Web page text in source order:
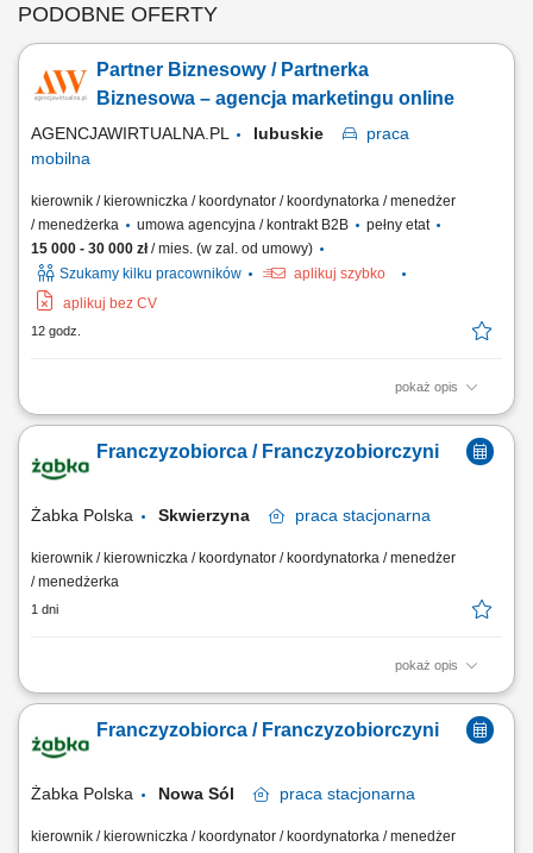
PODOBNE OFERTY
Partner Biznesowy / Partnerka
Biznesowa – agencja marketingu online
AGENCJAWIRTUALNA.PL lubuskie
praca
mobilna
kierownik / kierowniczka / koordynator / koordynatorka / menedżer
/ menedżerka
umowa agencyjna / kontrakt B2B
pełny etat
15 000 - 30 000 zł/ mies. (w zal. od umowy)
Szukamy kilku pracowników
aplikuj szybko
aplikuj bez CV
12 godz.
pokaż opis
Zakres działania: rozwijanie własnej działalności w branży marketingu
internetowego w oparciu o model franczyzowy; pozyskiwanie klientów
biznesowych i budowanie długofalowych relacji; sprzedaż usług takich
jak: strony internetowe, sklepy online, SEO/SEM, kampanie social
Franczyzobiorca / Franczyzobiorczyni
Żabka Polska Skwierzyna praca stacjonarna
kierownik / kierowniczka / koordynator / koordynatorka / menedżer
/ menedżerka
1 dni
pokaż opis
Główne zadania: Prowadzenie własnej działalności gospodarczej w
obsługi. Monitorowanie stanów magazynowych i zamówień.
Dostosowywanie asortymentu sklepu do potrzeb lokalnego rynku.
Franczyzobiorca / Franczyzobiorczyni
Żabka Polska Nowa Sól praca stacjonarna
kierownik / kierowniczka / koordynator / koordynatorka / menedżer